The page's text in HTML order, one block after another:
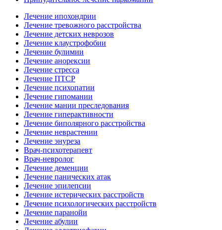
Лечение ипохондрии
Лечение тревожного расстройства
Лечение детских неврозов
Лечение клаустрофобии
Лечение булимии
Лечение анорексии
Лечение стресса
Лечение ПТСР
Лечение психопатии
Лечение гипомании
Лечение мании преследования
Лечение гиперактивности
Лечение биполярного расстройства
Лечение неврастении
Лечение энуреза
Врач-психотерапевт
Врач-невролог
Лечение деменции
Лечение панических атак
Лечение эпилепсии
Лечение истерических расстройств
Лечение психологических расстройств
Лечение паранойи
Лечение абулии